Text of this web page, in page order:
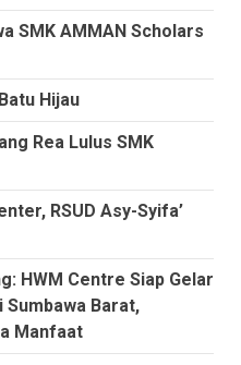
SMK AMMAN Scholars
Hijau
Rea Lulus SMK
RSUD Asy-Syifa’
HWM Centre Siap Gelar
Sumbawa Barat,
Manfaat